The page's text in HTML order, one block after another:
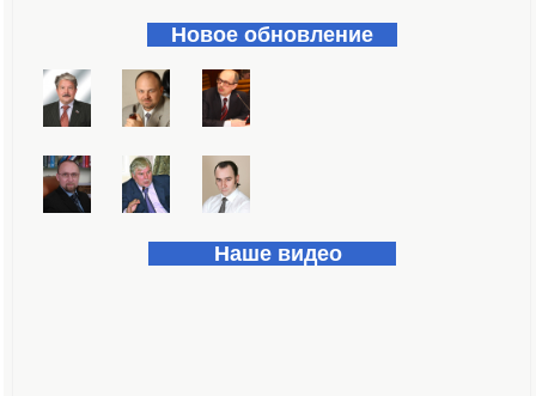
Новое обновление
Наше видео